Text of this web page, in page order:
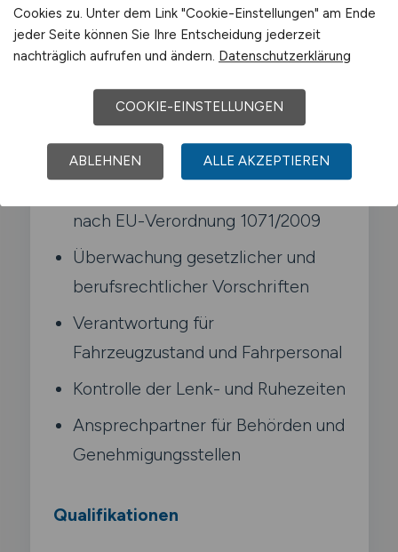
berufsrechtlichen Anforderungen. Ohne
dich darf ein Verkehrsunternehmen keine
nach EU-Verordnung 1071/2009
Überwachung gesetzlicher und
berufsrechtlicher Vorschriften
Verantwortung für
Fahrzeugzustand und Fahrpersonal
Kontrolle der Lenk- und Ruhezeiten
Ansprechpartner für Behörden und
Genehmigungsstellen
Qualifikationen
Cookies zu. Unter dem Link "Cookie-Einstellungen" am Ende
jeder Seite können Sie Ihre Entscheidung jederzeit
nachträglich aufrufen und ändern. Datenschutzerklärung
COOKIE-EINSTELLUNGEN
ABLEHNEN ALLE AKZEPTIEREN